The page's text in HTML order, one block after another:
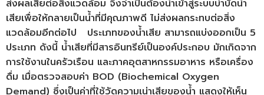
ส่งผลเสียต่อสิ่งแวดล้อม จึงจำเป็นต้องนำเข้าสู่ระบบบำบัดน้ำ
เสียเพื่อให้กลายเป็นน้ำที่มีคุณภาพดี ไม่ส่งผลกระทบต่อสิ่ง
แวดล้อมอีกต่อไป ประเภทของน้ำเสีย สามารถแบ่งออกเป็น 5
ประเภท ดังนี้ น้ำเสียที่มีสารอินทรีย์เป็นองค์ประกอบ มักเกิดจาก
การใช้งานในครัวเรือน และภาคอุตสาหกรรมอาหาร หรือเครื่อง
ดื่ม เมื่อตรวจสอบค่า BOD (Biochemical Oxygen
Demand) ซึ่งเป็นค่าที่ใช้วัดความเน่าเสียของน้ำ แสดงให้เห็น